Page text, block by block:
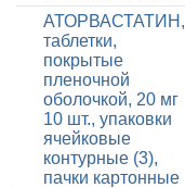
АТОРВАСТАТИН,
таблетки,
покрытые
пленочной
оболочкой, 20 мг
10 шт., упаковки
ячейковые
контурные (3),
пачки картонные